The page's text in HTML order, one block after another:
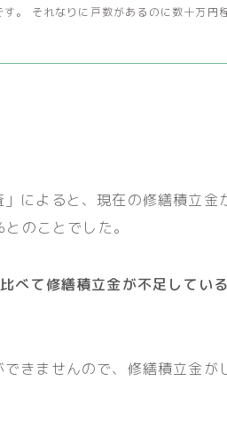
す。 それなりに戸数があるのに数十万円
によると、現在の修繕積立金
のことでした。
べて修繕積立金が不足してい
きませんので、修繕積立金が